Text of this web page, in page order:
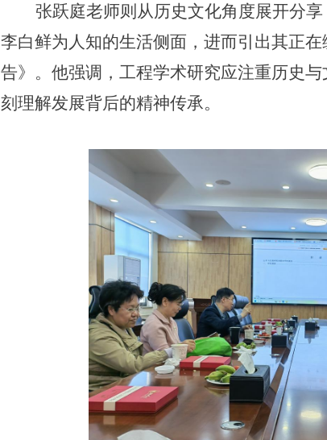
张跃庭老师则从历史文化角度展开分
李白鲜为人知的生活侧面，进而引出其正
告》。他强调，工程学术研究应注重历史
刻理解发展背后的精神传承。